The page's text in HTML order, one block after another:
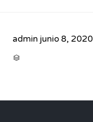
admin junio 8, 2020
